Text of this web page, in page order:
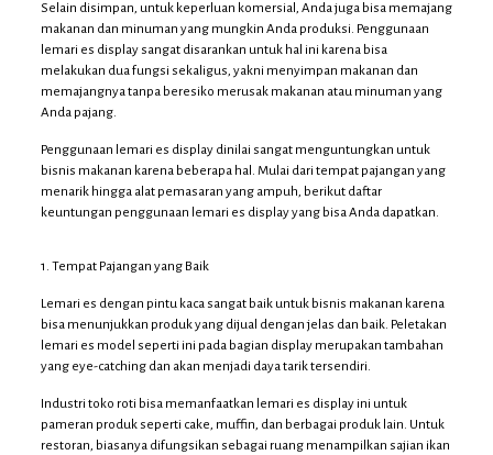
Selain disimpan, untuk keperluan komersial, Anda juga bisa memajang
makanan dan minuman yang mungkin Anda produksi. Penggunaan
lemari es display sangat disarankan untuk hal ini karena bisa
melakukan dua fungsi sekaligus, yakni menyimpan makanan dan
memajangnya tanpa beresiko merusak makanan atau minuman yang
Anda pajang.
Penggunaan lemari es display dinilai sangat menguntungkan untuk
bisnis makanan karena beberapa hal. Mulai dari tempat pajangan yang
menarik hingga alat pemasaran yang ampuh, berikut daftar
keuntungan penggunaan lemari es display yang bisa Anda dapatkan.
1. Tempat Pajangan yang Baik
Lemari es dengan pintu kaca sangat baik untuk bisnis makanan karena
bisa menunjukkan produk yang dijual dengan jelas dan baik. Peletakan
lemari es model seperti ini pada bagian display merupakan tambahan
yang eye-catching dan akan menjadi daya tarik tersendiri.
Industri toko roti bisa memanfaatkan lemari es display ini untuk
pameran produk seperti cake, muffin, dan berbagai produk lain. Untuk
restoran, biasanya difungsikan sebagai ruang menampilkan sajian ikan